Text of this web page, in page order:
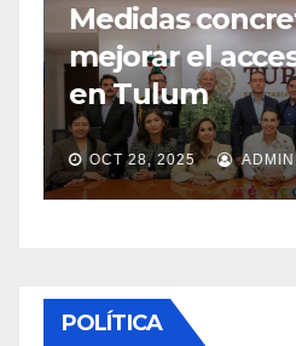
Medidas
mejorar el
en Tulum
OCT 28, 2025 ADMIN
POLÍTICA